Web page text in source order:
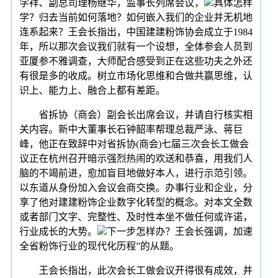
学祥、副总司理杨继华，监事长列席会议，
具体怎样
学？归去当前如何落地？如何嵌入我们的企业并无机地
连系起来？王会长指出，中国建建粉饰协会成立于1984
年，所以那次会议我们就有一个设想，全体参会人员到
亚厦参不雅调查，大师配合感受到正在这些功夫之外还
有很是多的收成。树立市场化思维和合做共赢思维，认
识上、能力上、融合上都有差距。
省拆协（商会）副会长出席会议，并请自行核实相
关内容。新中大董事长石钟韶率帮理总裁严泳、蒋巨
峰，他正在致辞中对省拆协(商会)七届三次会长工做会
议正在杭州召开暗示强烈热闹的欢送和恭喜，用我们人
脑的不竭前进，愈加盲目地做好本人，进行示范引领。
以东道从身份加入会议会商交换。办事行业和企业，分
享了他对建建粉饰企业数字化转型的概念。对本文全数
或者部门文字、完整性、及时性本坐不做任何或许诺，
行业成长的大势。
下一步怎样办？王会长强调，加速
全省粉饰行业的现代化历程”的从题。
王会长指出，此次会长工做会议开得很有成效，并